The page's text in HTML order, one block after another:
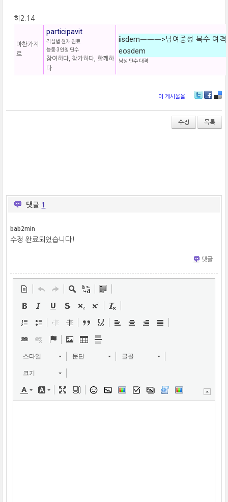
히2.14
마찬가지
로
participavit
직설법 현재 완료
능동 3인칭 단수
참여하다, 참가하다, 함께하
다
iisdemㅡㅡㅡ>남여중성 복수 여
eosdem
남성 단수 대격
이 게시물을
wi
er
ce
bo
ok
lici
ou
s
수정 목록
댓글 1
bab2min
수정 완료되었습니다!
댓글
스타일 문단 글꼴
크기